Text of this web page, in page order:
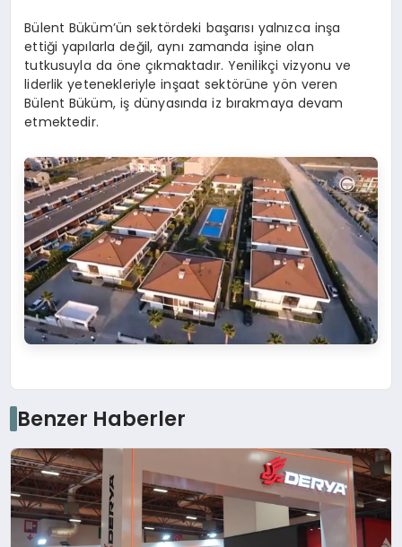
Bülent Büküm’ün sektördeki başarısı yalnızca inşa
ettiği yapılarla değil, aynı zamanda işine olan
tutkusuyla da öne çıkmaktadır. Yenilikçi vizyonu ve
liderlik yetenekleriyle inşaat sektörüne yön veren
Bülent Büküm, iş dünyasında iz bırakmaya devam
etmektedir.
Benzer Haberler